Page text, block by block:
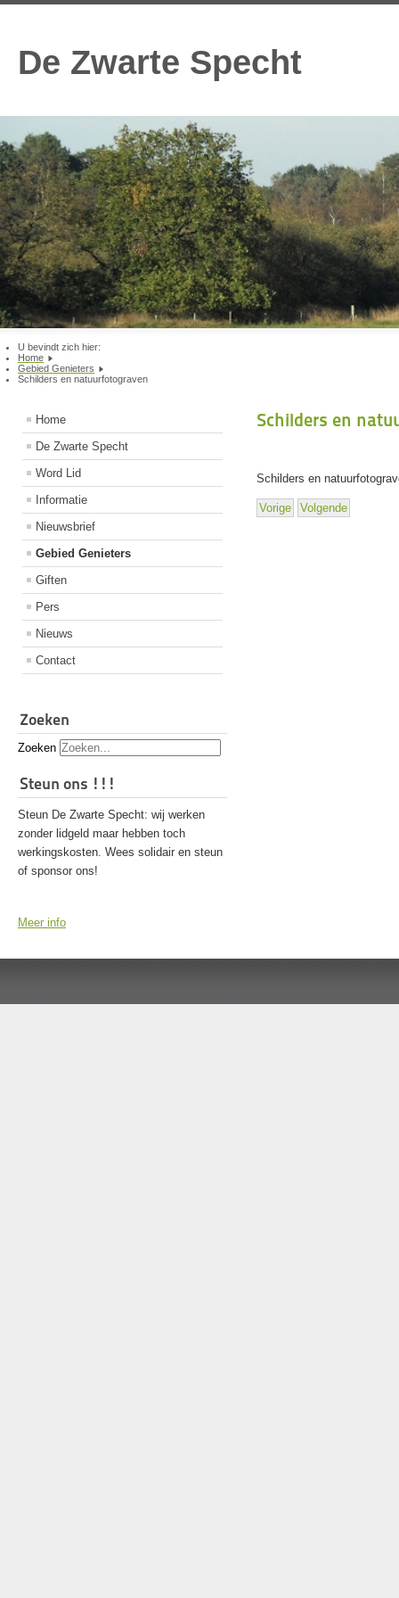
De Zwarte Specht
U bevindt zich hier:
Home
Gebied Genieters
Schilders en natuurfotograven
Home
De Zwarte Specht
Word Lid
Informatie
Nieuwsbrief
Gebied Genieters
Giften
Pers
Nieuws
Contact
Zoeken
Zoeken
Steun ons !!!
Steun De Zwarte Specht: wij werken
zonder lidgeld maar hebben toch
werkingskosten. Wees solidair en steun
of sponsor ons!
Meer info
Schilders en
Schilders en
Vorige Volgende